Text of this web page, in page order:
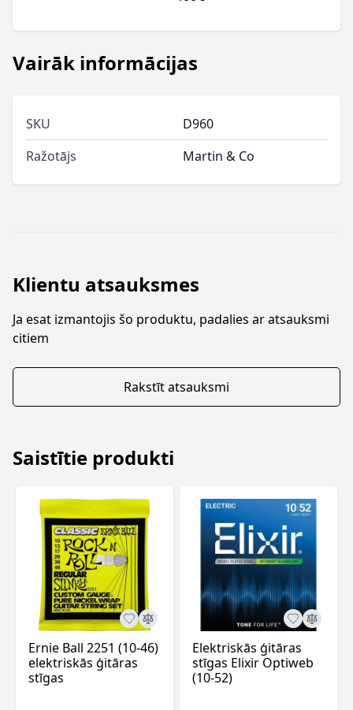
Vairāk informācijas
SKU
D960
Ražotājs
Martin & Co
Klientu atsauksmes
Ja esat izmantojis šo produktu, padalies ar atsauksmi
citiem
Rakstīt atsauksmi
Saistītie produkti
Ernie Ball 2251 (10-46)
elektriskās ģitāras
stīgas
Elektriskās ģitāras
stīgas Elixir Optiweb
(10-52)